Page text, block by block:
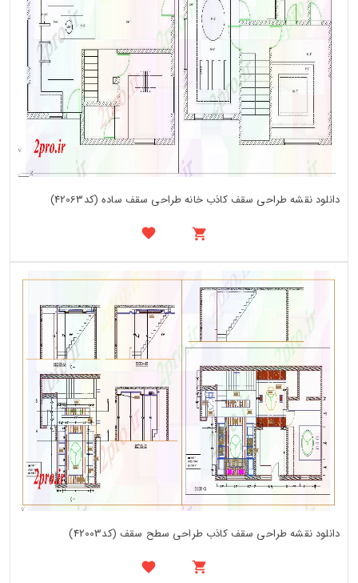
دانلود نقشه طراحی سقف کاذب خانه طراحی سقف ساده (کد42063)
دانلود نقشه طراحی سقف کاذب طراحی سطح سقف (کد42003)